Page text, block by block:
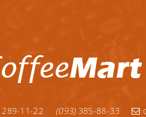
11-22 (093)385-88-33